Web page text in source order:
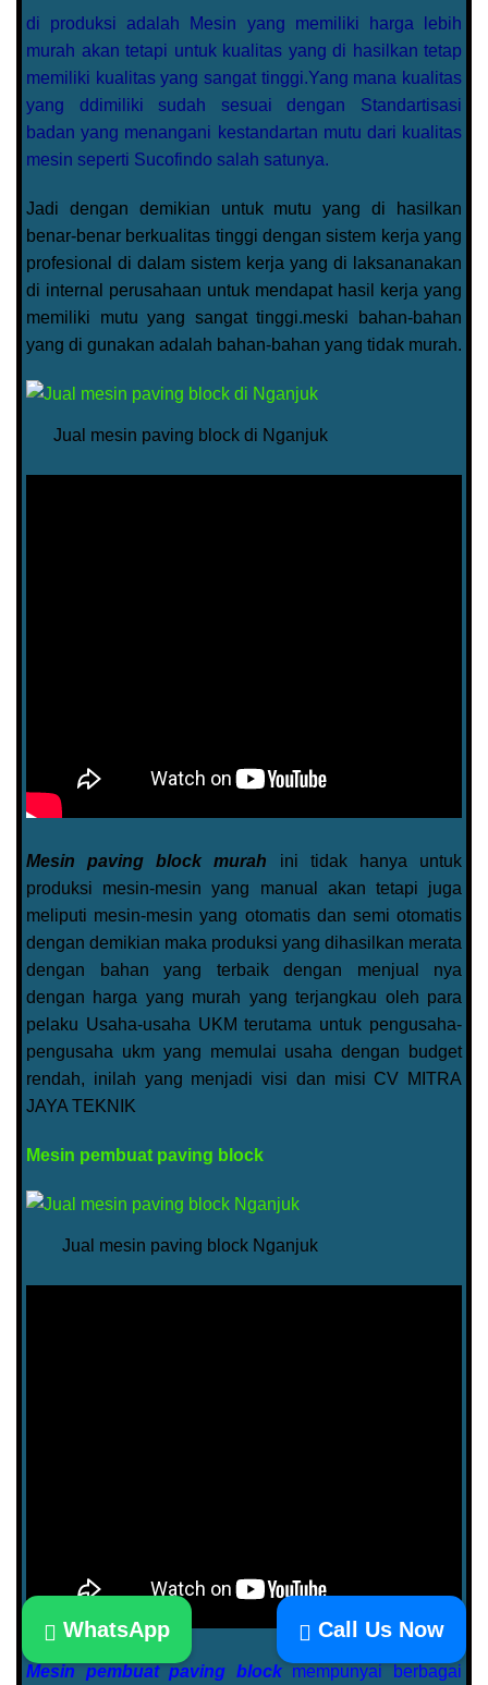
di produksi adalah Mesin yang memiliki harga lebih
murah akan tetapi untuk kualitas yang di hasilkan tetap
memiliki kualitas yang sangat tinggi.Yang mana kualitas
yang ddimiliki sudah sesuai dengan Standartisasi
badan yang menangani kestandartan mutu dari kualitas
mesin seperti Sucofindo salah satunya.
Jadi dengan demikian untuk mutu yang di hasilkan
benar-benar berkualitas tinggi dengan sistem kerja yang
profesional di dalam sistem kerja yang di laksananakan
di internal perusahaan untuk mendapat hasil kerja yang
memiliki mutu yang sangat tinggi.meski bahan-bahan
yang di gunakan adalah bahan-bahan yang tidak murah.
Jual mesin paving block di Nganjuk
Mesin paving block murah ini tidak hanya untuk
produksi mesin-mesin yang manual akan tetapi juga
meliputi mesin-mesin yang otomatis dan semi otomatis
dengan demikian maka produksi yang dihasilkan merata
dengan bahan yang terbaik dengan menjual nya
dengan harga yang murah yang terjangkau oleh para
pelaku Usaha-usaha UKM terutama untuk pengusaha-
pengusaha ukm yang memulai usaha dengan budget
rendah, inilah yang menjadi visi dan misi CV MITRA
JAYA TEKNIK
Mesin pembuat paving block
Jual mesin paving block Nganjuk
Mesin pembuat paving block mempunyai berbagai
Call Us Now
WhatsApp